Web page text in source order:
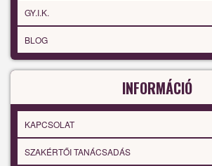
GY.I.K.
BLOG
INFORMÁCIÓ
KAPCSOLAT
SZAKÉRTŐI TANÁCSADÁS